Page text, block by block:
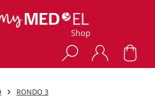
Shop
RONDO 3